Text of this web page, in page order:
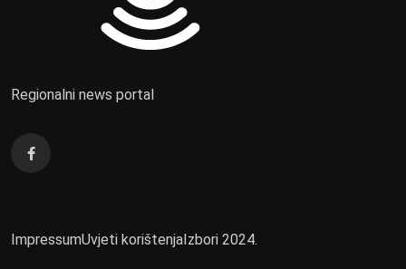
Regionalni news portal
ImpressumUvjeti korištenja Izbori 2024.